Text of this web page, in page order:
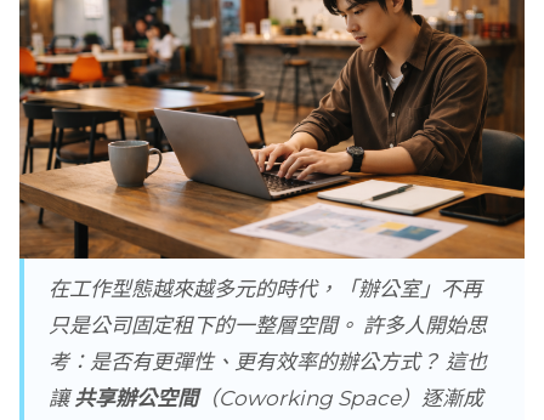
在工作型態越來越多元的時代，「辦公室」不再
只是公司固定租下的一整層空間。 許多人開始思
考：是否有更彈性、更有效率的辦公方式？ 這也
讓共享辦公空間（Coworking Space）逐漸成